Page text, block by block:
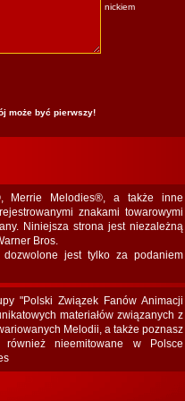
nickiem
może być pierwszy!
Merrie Melodies®, a także inne
znakami towarowymi
Niniejsza strona jest niezależną
Bros.
dozwolone jest tylko za podaniem
"Polski Związek Fanów Animacji
materiałów związanych z
Melodii, a także poznasz
również nieemitowane w Polsce